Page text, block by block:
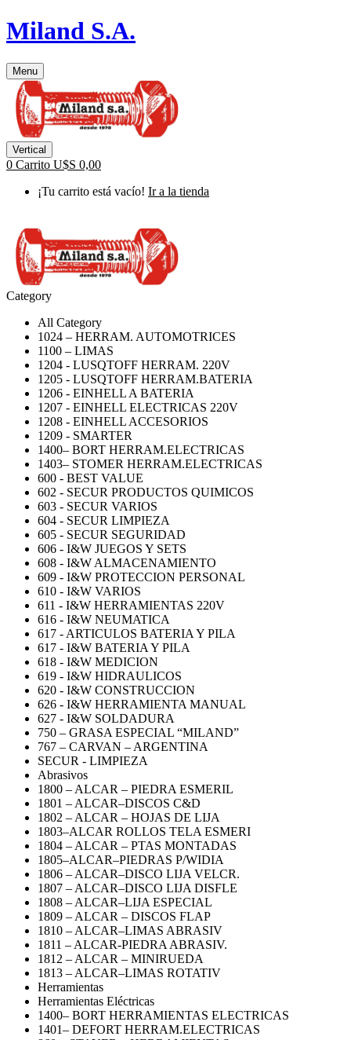
Miland S.A.
Menu
Vertical
0 Carrito U$S 0,00
¡Tu carrito está vacío! Ir a la tienda
Category
All Category
1024 – HERRAM. AUTOMOTRICES
1100 – LIMAS
1204 - LUSQTOFF HERRAM. 220V
1205 - LUSQTOFF HERRAM.BATERIA
1206 - EINHELL A BATERIA
1207 - EINHELL ELECTRICAS 220V
1208 - EINHELL ACCESORIOS
1209 - SMARTER
1400– BORT HERRAM.ELECTRICAS
1403– STOMER HERRAM.ELECTRICAS
600 - BEST VALUE
602 - SECUR PRODUCTOS QUIMICOS
603 - SECUR VARIOS
604 - SECUR LIMPIEZA
605 - SECUR SEGURIDAD
606 - I&W JUEGOS Y SETS
608 - I&W ALMACENAMIENTO
609 - I&W PROTECCION PERSONAL
610 - I&W VARIOS
611 - I&W HERRAMIENTAS 220V
616 - I&W NEUMATICA
617 - ARTICULOS BATERIA Y PILA
617 - I&W BATERIA Y PILA
618 - I&W MEDICION
619 - I&W HIDRAULICOS
620 - I&W CONSTRUCCION
626 - I&W HERRAMIENTA MANUAL
627 - I&W SOLDADURA
750 – GRASA ESPECIAL “MILAND”
767 – CARVAN – ARGENTINA
SECUR - LIMPIEZA
Abrasivos
1800 – ALCAR – PIEDRA ESMERIL
1801 – ALCAR–DISCOS C&D
1802 – ALCAR – HOJAS DE LIJA
1803–ALCAR ROLLOS TELA ESMERI
1804 – ALCAR – PTAS MONTADAS
1805–ALCAR–PIEDRAS P/WIDIA
1806 – ALCAR–DISCO LIJA VELCR.
1807 – ALCAR–DISCO LIJA DISFLE
1808 – ALCAR–LIJA ESPECIAL
1809 – ALCAR – DISCOS FLAP
1810 – ALCAR–LIMAS ABRASIV
1811 – ALCAR-PIEDRA ABRASIV.
1812 – ALCAR – MINIRUEDA
1813 – ALCAR–LIMAS ROTATIV
Herramientas
Herramientas Eléctricas
1400– BORT HERRAMIENTAS ELECTRICAS
1401– DEFORT HERRAM.ELECTRICAS